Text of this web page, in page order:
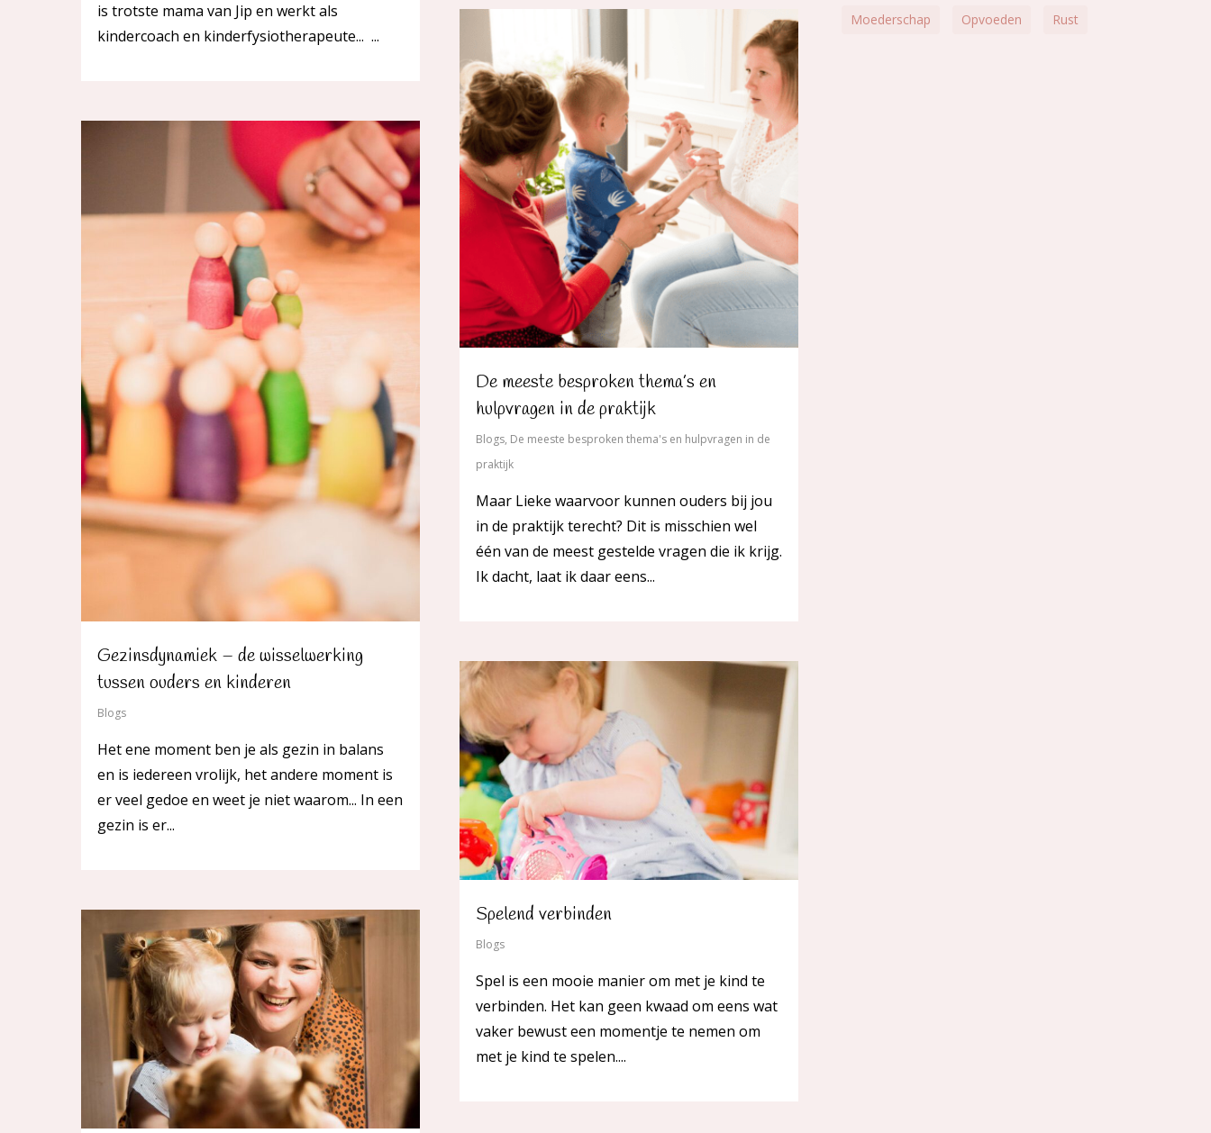
is trotste mama van Jip en werkt als
kindercoach en kinderfysiotherapeute... ...
De meeste besproken thema’s en
hulpvragen in de praktijk
Blogs, De meeste besproken thema's en hulpvragen in de
praktijk
Maar Lieke waarvoor kunnen ouders bij jou
in de praktijk terecht? Dit is misschien wel
één van de meest gestelde vragen die ik krijg.
Ik dacht, laat ik daar eens...
Gezinsdynamiek – de wisselwerking
tussen ouders en kinderen
Blogs
Het ene moment ben je als gezin in balans
en is iedereen vrolijk, het andere moment is
er veel gedoe en weet je niet waarom... In een
gezin is er...
Spelend verbinden
Blogs
Spel is een mooie manier om met je kind te
verbinden. Het kan geen kwaad om eens wat
vaker bewust een momentje te nemen om
met je kind te spelen....
Moederschap Opvoeden Rust